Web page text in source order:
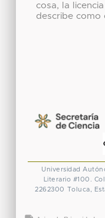
cosa, la
describe como
Universidad
Literario #100.
2262300 Toluca,